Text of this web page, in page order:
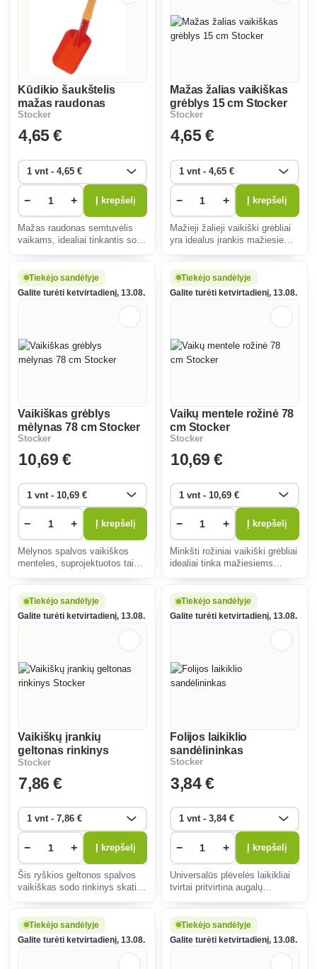
Kūdikio šaukštelis
mažas raudonas
Stocker
Stocker
4,65 €
− + Į krepšelį
Mažas raudonas semtuvėlis
vaikams, idealiai tinkantis sodo
dirbti sode ir ugdo meilę
gamtai.
Mažas žalias vaikiškas
grėblys 15 cm Stocker
Stocker
4,65 €
− + Į krepšelį
Mažieji žalieji vaikiški grėbliai
yra idealus įrankis mažiesiems
Saugūs, patvarūs ir lengvai
naudojami vaikams nuo 3
Tiekėjo sandėlyje
Galite turėti ketvirtadienį, 13.08.
Vaikiškas grėblys
mėlynas 78 cm Stocker
Stocker
10,69 €
− + Į krepšelį
Mėlynos spalvos vaikiškos
menteles, suprojektuotos taip,
žaidimams. Jos skatina vaikų
nuo 3 metų kūrybiškumą ir ryšį
Tiekėjo sandėlyje
Galite turėti ketvirtadienį, 13.08.
Vaikų mentele rožinė 78
cm Stocker
Stocker
10,69 €
− + Į krepšelį
Minkšti rožiniai vaikiški grėbliai
idealiai tinka mažiesiems
įgūdžius. Ergonomiška rankena
užtikrina patogumą grėbiant
Tiekėjo sandėlyje
Galite turėti ketvirtadienį, 13.08.
Vaikiškų įrankių
geltonas rinkinys
Stocker
Stocker
7,86 €
− + Į krepšelį
Šis ryškios geltonos spalvos
vaikiškas sodo rinkinys skatina
mažieji sodininkai jį gali saugiai
ir lengvai naudoti.
Tiekėjo sandėlyje
Galite turėti ketvirtadienį, 13.08.
Folijos laikiklio
sandėlininkas
Stocker
3,84 €
− + Į krepšelį
Universalūs plėvelės laikikliai
tvirtai pritvirtina augalų
galima greitai sumontuoti ir
sutaupyti laiko atliekant sodo
Tiekėjo sandėlyje
Galite turėti ketvirtadienį, 13.08.
Tiekėjo sandėlyje
Galite turėti ketvirtadienį, 13.08.